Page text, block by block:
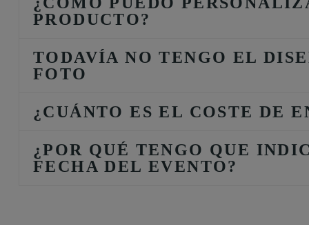
PRODUCTO?
TODAVÍA NO TENGO EL
FOTO
¿CUÁNTO ES EL COSTE DE
¿POR QUÉ TENGO QUE
FECHA DEL EVENTO?